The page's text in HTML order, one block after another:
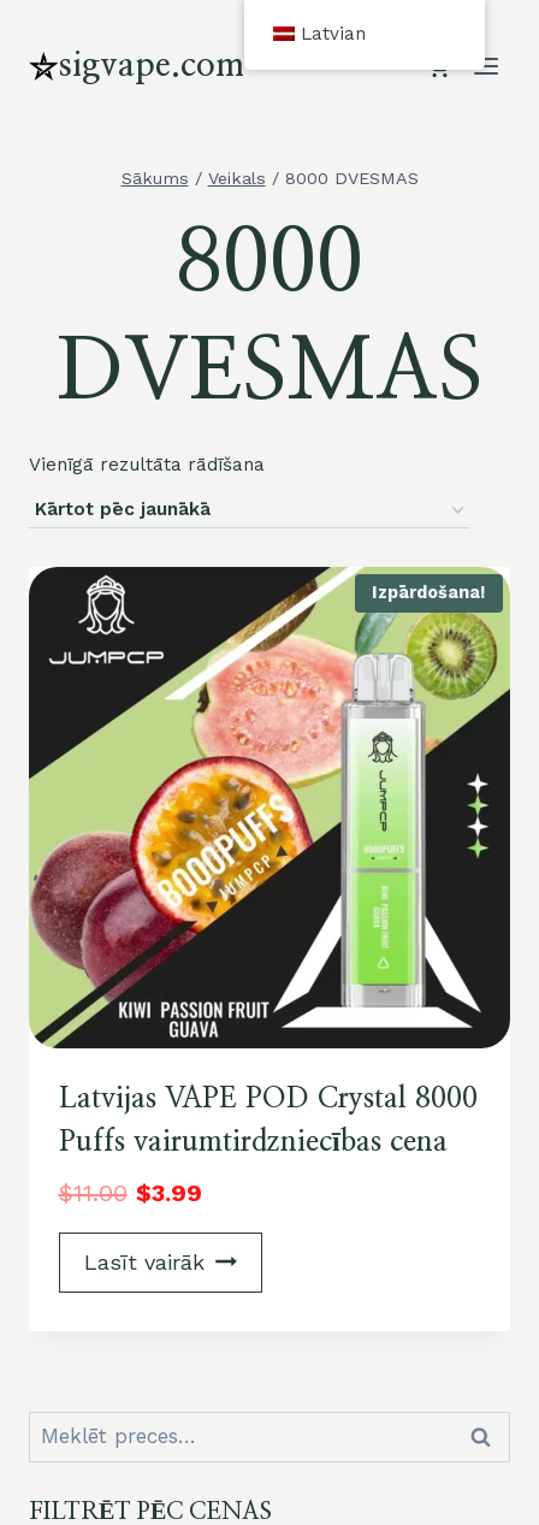
saturusigvape.com
Sākums / Veikals / 8000 DVESMAS
8000
DVESMAS
Vienīgā rezultāta rādīšana
Izpārdošana!
Latvijas VAPE POD Crystal 8000
Puffs vairumtirdzniecības cena
$11.00 $3.99
Lasīt vairāk
Meklēt: Meklēt
FILTRĒT PĒC CENAS
Latvian